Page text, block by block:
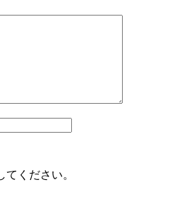
ください。